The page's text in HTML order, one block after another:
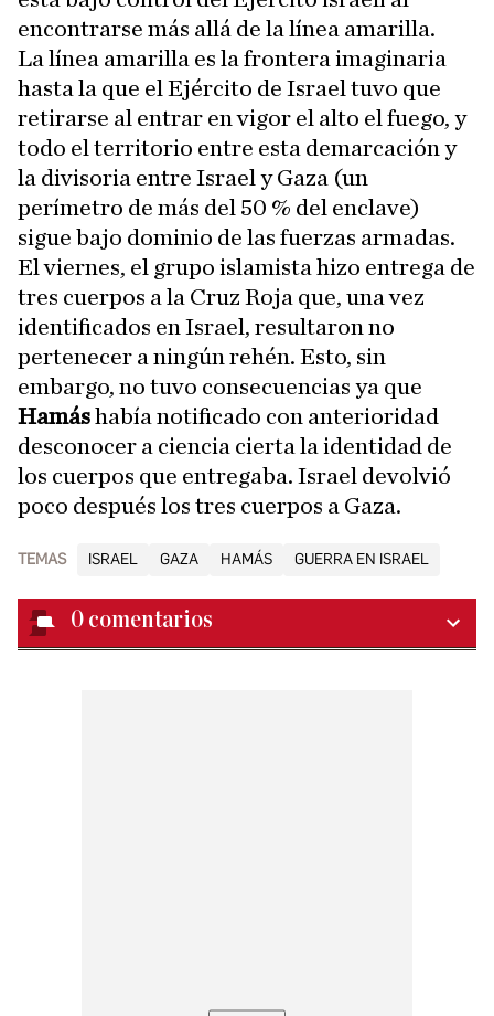
encontrarse más allá de la línea amarilla.
La línea amarilla es la frontera imaginaria
hasta la que el Ejército de Israel tuvo que
retirarse al entrar en vigor el alto el fuego, y
todo el territorio entre esta demarcación y
la divisoria entre Israel y Gaza (un
perímetro de más del 50 % del enclave)
sigue bajo dominio de las fuerzas armadas.
El viernes, el grupo islamista hizo entrega de
tres cuerpos a la Cruz Roja que, una vez
identificados en Israel, resultaron no
pertenecer a ningún rehén. Esto, sin
embargo, no tuvo consecuencias ya que
Hamáshabía notificado con anterioridad
desconocer a ciencia cierta la identidad de
los cuerpos que entregaba. Israel devolvió
poco después los tres cuerpos a Gaza.
TEMAS ISRAEL GAZA HAMÁS GUERRA EN ISRAEL
0 comentarios